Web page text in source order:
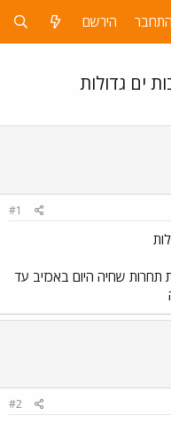
התחבר הירשם
ים גדולות
#1
שחיה היום באכזיב עד
#2